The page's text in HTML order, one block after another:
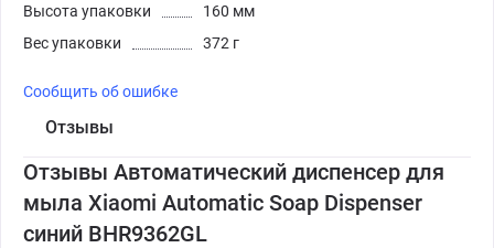
Высота упаковки
160 мм
Вес упаковки
372 г
Сообщить об ошибке
Отзывы
Отзывы Автоматический диспенсер для
мыла Xiaomi Automatic Soap Dispenser
синий BHR9362GL